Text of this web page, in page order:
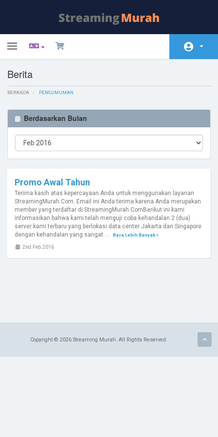
Toggle
Beranda
Toko
Status Server
Berita
BERANDA PENGUMUMAN
Berdasarkan Bulan
Promo Awal Tahun
Terima kasih atas kepercayaan Anda untuk menggunakan layanan
StreamingMurah.Com. Email ini Anda terima karena Anda merupakan
member yang terdaftar di StreamingMurah.ComBerikut ini kami
informasikan bahwa kami telah menguji coba kehandalan 2 (dua)
server kami terbaru yang berlokasi data center Jakarta dan Singapore
dengan kehandalan yang sangat ...
Baca Lebih Banyak »
2nd Feb 2016
Copyright © 2026 Streaming Murah. All Rights Reserved.